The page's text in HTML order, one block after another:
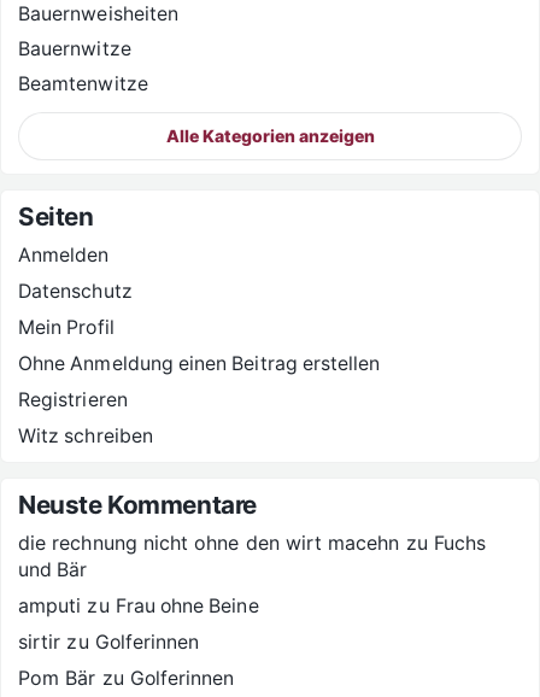
Bauernweisheiten
Bauernwitze
Beamtenwitze
Alle Kategorien anzeigen
Seiten
Anmelden
Datenschutz
Mein Profil
Ohne Anmeldung einen Beitrag erstellen
Registrieren
Witz schreiben
Neuste Kommentare
die rechnung nicht ohne den wirt macehn zu Fuchs
und Bär
amputi zu Frau ohne Beine
sirtir zu Golferinnen
Pom Bär zu Golferinnen